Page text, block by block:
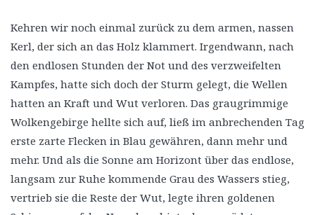
Kehren wir noch einmal zurück zu dem armen, nassen
Kerl, der sich an das Holz klammert. Irgendwann, nach
den endlosen Stunden der Not und des verzweifelten
Kampfes, hatte sich doch der Sturm gelegt, die Wellen
hatten an Kraft und Wut verloren. Das graugrimmige
Wolkengebirge hellte sich auf, ließ im anbrechenden Tag
erste zarte Flecken in Blau gewähren, dann mehr und
mehr. Und als die Sonne am Horizont über das endlose,
langsam zur Ruhe kommende Grau des Wassers stieg,
vertrieb sie die Reste der Wut, legte ihren goldenen